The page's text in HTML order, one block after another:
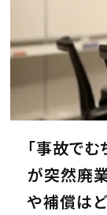
「事故で
が突然廃
や補償は